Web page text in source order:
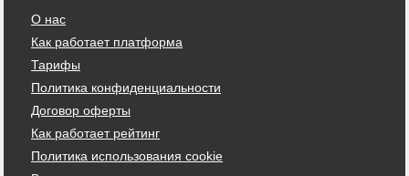
О нас
Как работает платформа
Тарифы
Политика конфиденциальности
Договор оферты
Как работает рейтинг
Политика использования cookie